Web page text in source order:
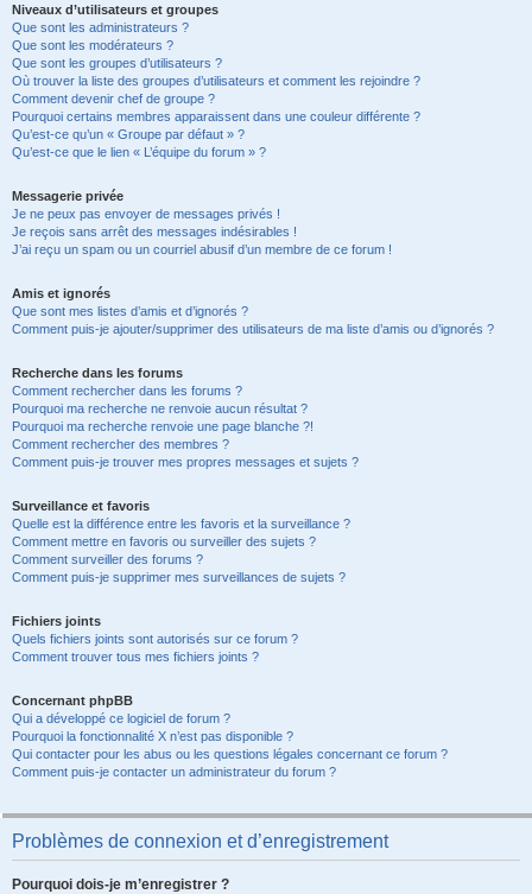
Niveaux d’utilisateurs et groupes
Que sont les administrateurs ?
Que sont les modérateurs ?
Que sont les groupes d’utilisateurs ?
Où trouver la liste des groupes d’utilisateurs et comment les rejoindre ?
Comment devenir chef de groupe ?
Pourquoi certains membres apparaissent dans une couleur différente ?
Qu’est-ce qu’un « Groupe par défaut » ?
Qu’est-ce que le lien « L’équipe du forum » ?
Messagerie privée
Je ne peux pas envoyer de messages privés !
Je reçois sans arrêt des messages indésirables !
J’ai reçu un spam ou un courriel abusif d’un membre de ce forum !
Amis et ignorés
Que sont mes listes d’amis et d’ignorés ?
Comment puis-je ajouter/supprimer des utilisateurs de ma liste d’amis ou d’ignorés ?
Recherche dans les forums
Comment rechercher dans les forums ?
Pourquoi ma recherche ne renvoie aucun résultat ?
Pourquoi ma recherche renvoie une page blanche ?!
Comment rechercher des membres ?
Comment puis-je trouver mes propres messages et sujets ?
Surveillance et favoris
Quelle est la différence entre les favoris et la surveillance ?
Comment mettre en favoris ou surveiller des sujets ?
Comment surveiller des forums ?
Comment puis-je supprimer mes surveillances de sujets ?
Fichiers joints
Quels fichiers joints sont autorisés sur ce forum ?
Comment trouver tous mes fichiers joints ?
Concernant phpBB
Qui a développé ce logiciel de forum ?
Pourquoi la fonctionnalité X n’est pas disponible ?
Qui contacter pour les abus ou les questions légales concernant ce forum ?
Comment puis-je contacter un administrateur du forum ?
Problèmes de connexion et d’enregistrement
Pourquoi dois-je m’enregistrer ?